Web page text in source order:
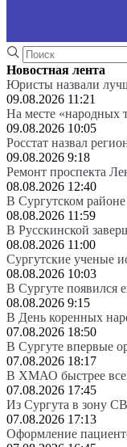
Новостная лента
Юристы назвали
09.08.2026 11:21
На месте «народных
09.08.2026 10:05
Росстат назвал
09.08.2026 9:18
Ремонт проспекта
08.08.2026 12:40
В Сургутском
08.08.2026 11:59
В Русскинской
08.08.2026 11:00
Сургутские ученые
08.08.2026 10:03
В Сургуте появился
08.08.2026 9:15
В День коренных
07.08.2026 18:50
В Сургуте впервые
07.08.2026 18:17
В ХМАО быстрее
07.08.2026 17:45
Из Сургута в зону
07.08.2026 17:13
Оформление